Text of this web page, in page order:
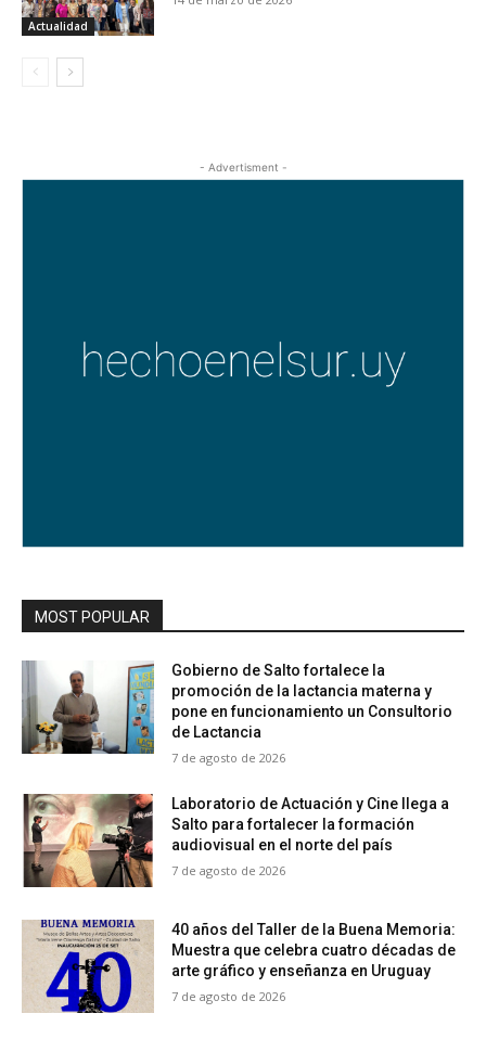
Actualidad
- Advertisment -
MOST POPULAR
Gobierno de Salto fortalece la
promoción de la lactancia materna y
pone en funcionamiento un Consultorio
de Lactancia
7 de agosto de 2026
Laboratorio de Actuación y Cine llega a
Salto para fortalecer la formación
audiovisual en el norte del país
7 de agosto de 2026
40 años del Taller de la Buena Memoria:
Muestra que celebra cuatro décadas de
arte gráfico y enseñanza en Uruguay
7 de agosto de 2026